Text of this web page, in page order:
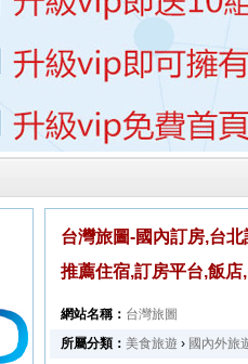
台灣旅圖-國內訂房,台
推薦住宿,訂房平台,飯店
網站名稱： 台灣旅圖
所屬分類： 美食旅遊 › 國內外旅